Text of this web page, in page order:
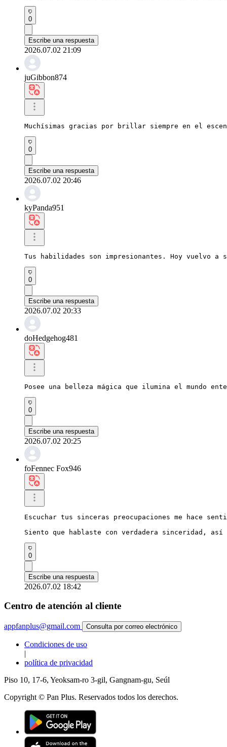
0
Escribe una respuesta
2026.07.02 21:09
juGibbon874
Muchísimas gracias por brillar siempre en el
0
Escribe una respuesta
2026.07.02 20:46
kyPanda951
Tus habilidades son impresionantes. Hoy vuelvo
0
Escribe una respuesta
2026.07.02 20:33
doHedgehog481
Posee una belleza mágica que ilumina el mundo
0
Escribe una respuesta
2026.07.02 20:25
foFennec Fox946
Escuchar tus sinceras preocupaciones me hace
Siento que hablaste con verdadera sinceridad,
0
Escribe una respuesta
2026.07.02 18:42
Centro de atención al cliente
appfanplus@gmail.com Consulta por correo electrónico
Condiciones de uso
|
política de privacidad
Piso 10, 17-6, Yeoksam-ro 3-gil, Gangnam-gu, Seúl
Copyright © Pan Plus. Reservados todos los derechos.